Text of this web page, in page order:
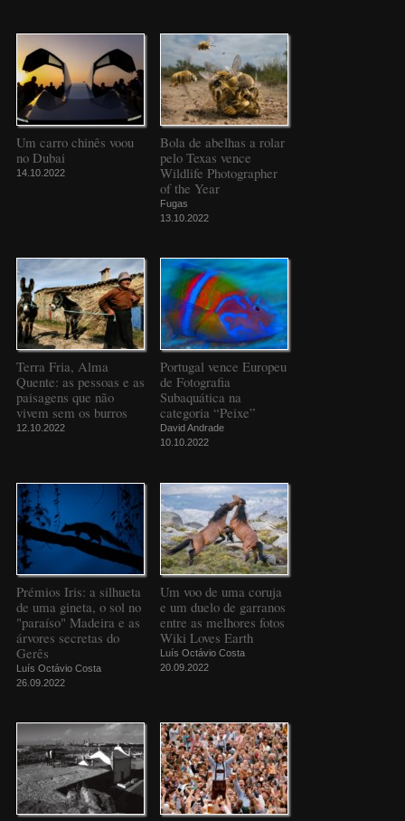
Um carro chinês voou
no Dubai
14.10.2022
Bola de abelhas a rolar
pelo Texas vence
Wildlife Photographer
of the Year
Fugas
13.10.2022
Terra Fria, Alma
Quente: as pessoas e as
paisagens que não
vivem sem os burros
12.10.2022
Portugal vence Europeu
de Fotografia
Subaquática na
categoria “Peixe”
David Andrade
10.10.2022
Prémios Iris: a silhueta
de uma gineta, o sol no
"paraíso" Madeira e as
árvores secretas do
Gerês
Luís Octávio Costa
26.09.2022
Um voo de uma coruja
e um duelo de garranos
entre as melhores fotos
Wiki Loves Earth
Luís Octávio Costa
20.09.2022